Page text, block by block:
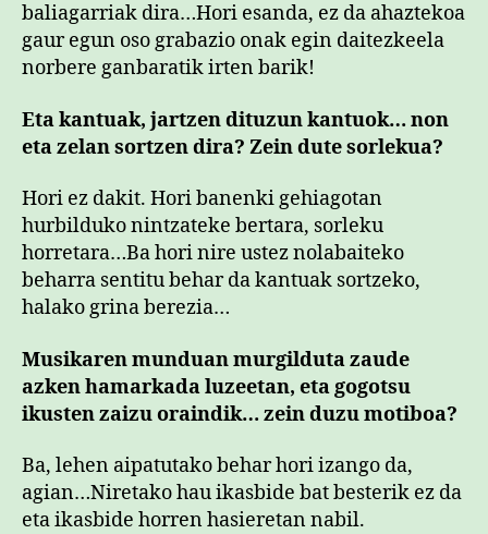
baliagarriak dira…Hori esanda, ez da ahaztekoa
gaur egun oso grabazio onak egin daitezkeela
norbere ganbaratik irten barik!
Eta kantuak, jartzen dituzun kantuok… non
eta zelan sortzen dira? Zein dute sorlekua?
Hori ez dakit. Hori banenki gehiagotan
hurbilduko nintzateke bertara, sorleku
horretara…Ba hori nire ustez nolabaiteko
beharra sentitu behar da kantuak sortzeko,
halako grina berezia…
Musikaren munduan murgilduta zaude
azken hamarkada luzeetan, eta gogotsu
ikusten zaizu oraindik… zein duzu motiboa?
Ba, lehen aipatutako behar hori izango da,
agian…Niretako hau ikasbide bat besterik ez da
eta ikasbide horren hasieretan nabil.